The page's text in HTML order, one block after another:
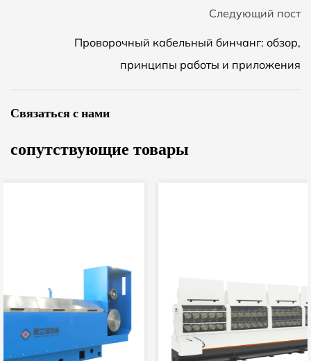
Следующий пост
Проворочный кабельный бинчанг: обзор,
принципы работы и приложения
Связаться с нами
сопутствующие товары